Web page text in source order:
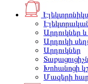
Էլեկտրական
Արդուկներ
Արդուկի
Արդուկներ
Խոհանոցի
Մազերի